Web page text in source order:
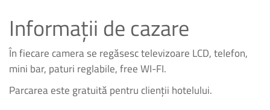
Informații de cazare
În fiecare camera se regăsesc televizoare LCD, telefon,
mini bar, paturi reglabile, free WI-FI.
Parcarea este gratuită pentru clienții hotelului.